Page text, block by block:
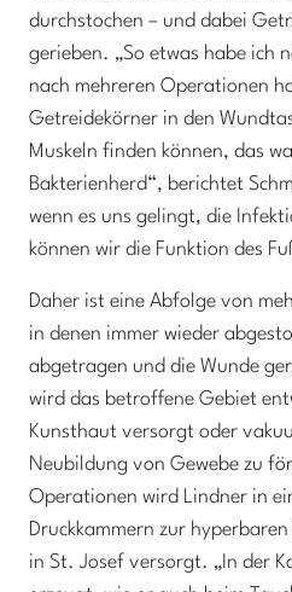
durchstochen – und dabei
gerieben. „So etwas habe ich
nach mehreren Operationen
Getreidekörner in den
Muskeln finden können, das
Bakterienherd“, berichtet
wenn es uns gelingt, die
können wir die Funktion des
Daher ist eine Abfolge von
in denen immer wieder
abgetragen und die Wunde
wird das betroffene Gebiet
Kunsthaut versorgt oder
Neubildung von Gewebe zu
Operationen wird Lindner in
Druckkammern zur
in St. Josef versorgt. „In der